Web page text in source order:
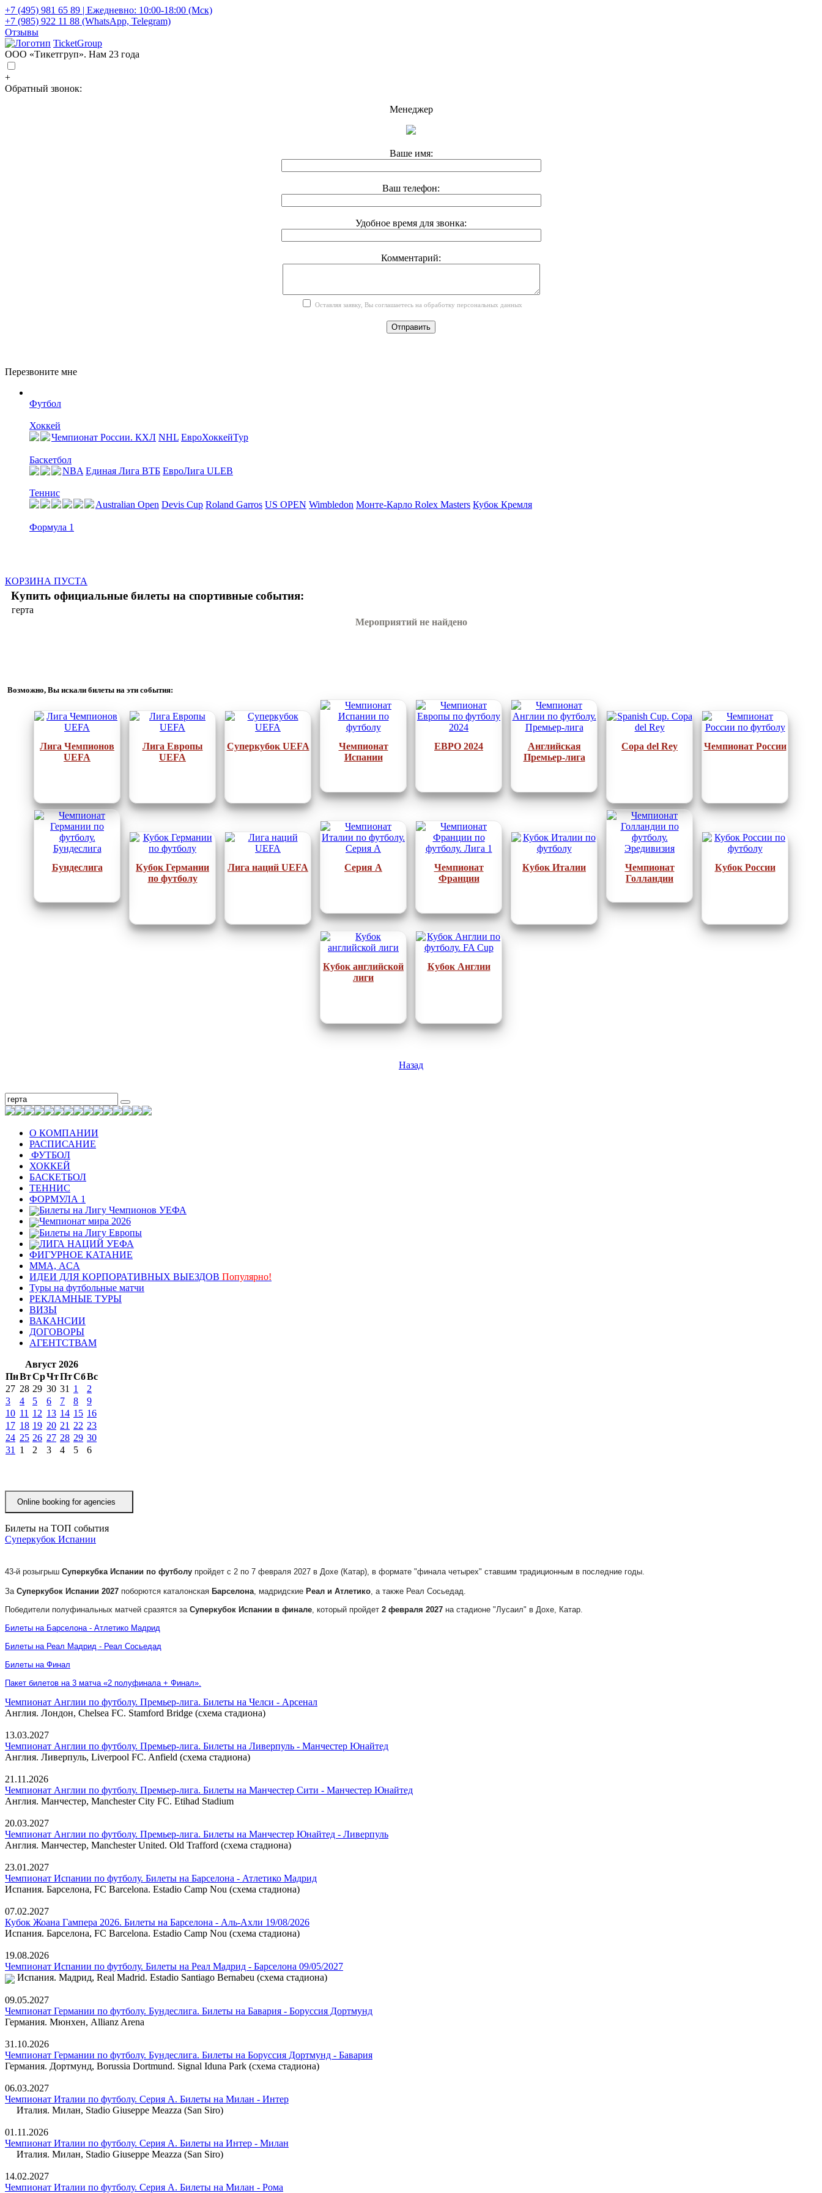
+7 (495) 981 65 89 | Ежедневно: 10:00-18:00 (Мск)
+7 (985) 922 11 88 (WhatsApp, Telegram)
Отзывы
TicketGroup
ООО «Тикетгруп». Нам 23 года
+
Обратный звонок:
Менеджер
Ваше имя:
Ваш телефон:
Удобное время для звонка:
Комментарий:
Оставляя заявку, Вы соглашаетесь на обработку персональных данных
Отправить
Перезвоните мне
Футбол
Хоккей
Чемпионат России. КХЛ NHL ЕвроХоккейТур
Баскетбол
NBA Единая Лига ВТБ EвроЛига ULEB
Теннис
Australian Open Devis Cup Roland Garros US OPEN Wimbledon Монте-Карло Rolex Masters Кубок Кремля
Формула 1
КОРЗИНА ПУСТА
Купить официальные билеты на спортивные события:
герта
Мероприятий не найдено
Возможно, Вы искали билеты на эти события:
Лига Чемпионов
UEFA
Лига Европы
UEFA
Суперкубок UEFA
Чемпионат
Испании
ЕВРО 2024
Английская
Премьер-лига
Copa del Rey Чемпионат России
Бундеслига
Кубок Германии
по футболу
Лига наций UEFA Серия А
Чемпионат
Франции
Кубок Италии
Чемпионат
Голландии
Кубок России
Кубок английской
лиги
Кубок Англии
Назад
О КОМПАНИИ
РАСПИСАНИЕ
ФУТБОЛ
ХОККЕЙ
БАСКЕТБОЛ
ТЕННИС
ФОРМУЛА 1
Билеты на Лигу Чемпионов УЕФА
Чемпионат мира 2026
Билеты на Лигу Европы
ЛИГА НАЦИЙ УЕФА
ФИГУРНОЕ КАТАНИЕ
ММА, ACA
ИДЕИ ДЛЯ КОРПОРАТИВНЫХ ВЫЕЗДОВ Популярно!
Туры на футбольные матчи
РЕКЛАМНЫЕ ТУРЫ
ВИЗЫ
ВАКАНСИИ
ДОГОВОРЫ
АГЕНТСТВАМ
Август 2026
ПнВтСрЧтПтСбВс
27 28 29 30 31 1
2
3
4 5 6 7 8
9
10 11 12 13 14 15 16
17 18 19 20 21 22 23
24 25 26 27 28 29 30
31
1 2 3 4 5 6
Online booking for agenciesㅤ
Билеты на ТОП события
Суперкубок Испании
43-й розыгрыш Суперкубка Испании по футболу пройдет с 2 по 7 февраля 2027 в Дохе (Катар), в формате "финала четырех" ставшим традиционным в последние годы.
За Суперкубок Испании 2027 поборются каталонская Барселона, мадридские Реал и Атлетико, а также Реал Сосьедад.
Победители полуфинальных матчей сразятся за Суперкубок Испании в финале, который пройдет 2 февраля 2027 на стадионе "Лусаил" в Дохе, Катар.
Билеты на Барселона - Атлетико Мадрид
Билеты на Реал Мадрид - Реал Сосьедад
Билеты на Финал
Пакет билетов на 3 матча «2 полуфинала + Финал».
Чемпионат Англии по футболу. Премьер-лига. Билеты на Челси - Арсенал
Англия. Лондон, Chelsea FC. Stamford Bridge (схема стадиона)
13.03.2027
Чемпионат Англии по футболу. Премьер-лига. Билеты на Ливерпуль - Манчестер Юнайтед
Англия. Ливерпуль, Liverpool FC. Anfield (схема стадиона)
21.11.2026
Чемпионат Англии по футболу. Премьер-лига. Билеты на Манчестер Сити - Манчестер Юнайтед
Англия. Манчестер, Manchester City FC. Etihad Stadium
20.03.2027
Чемпионат Англии по футболу. Премьер-лига. Билеты на Манчестер Юнайтед - Ливерпуль
Англия. Манчестер, Manchester United. Old Trafford (схема стадиона)
23.01.2027
Чемпионат Испании по футболу. Билеты на Барселона - Атлетико Мадрид
Испания. Барселона, FC Barcelona. Estadio Camp Nou (схема стадиона)
07.02.2027
Кубок Жоана Гампера 2026. Билеты на Барселона - Аль-Ахли 19/08/2026
Испания. Барселона, FC Barcelona. Estadio Camp Nou (схема стадиона)
19.08.2026
Чемпионат Испании по футболу. Билеты на Реал Мадрид - Барселона 09/05/2027
Испания. Мадрид, Real Madrid. Estadio Santiago Bernabeu (схема стадиона)
09.05.2027
Чемпионат Германии по футболу. Бундеслига. Билеты на Бавария - Боруссия Дортмунд
Германия. Мюнхен, Allianz Arena
31.10.2026
Чемпионат Германии по футболу. Бундеслига. Билеты на Боруссия Дортмунд - Бавария
Германия. Дортмунд, Borussia Dortmund. Signal Iduna Park (схема стадиона)
06.03.2027
Чемпионат Италии по футболу. Серия А. Билеты на Милан - Интер
Италия. Милан, Stadio Giuseppe Meazza (San Siro)
01.11.2026
Чемпионат Италии по футболу. Серия А. Билеты на Интер - Милан
Италия. Милан, Stadio Giuseppe Meazza (San Siro)
14.02.2027
Чемпионат Италии по футболу. Серия А. Билеты на Милан - Рома